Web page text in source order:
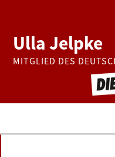
Ulla Jelpke
MITGLIED DES